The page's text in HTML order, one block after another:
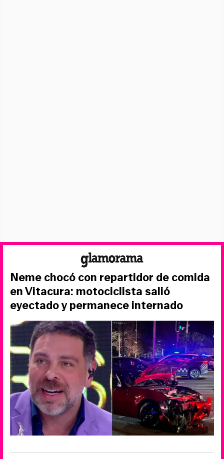
Neme chocó con repartidor de comida
en Vitacura: motociclista salió
eyectado y permanece internado